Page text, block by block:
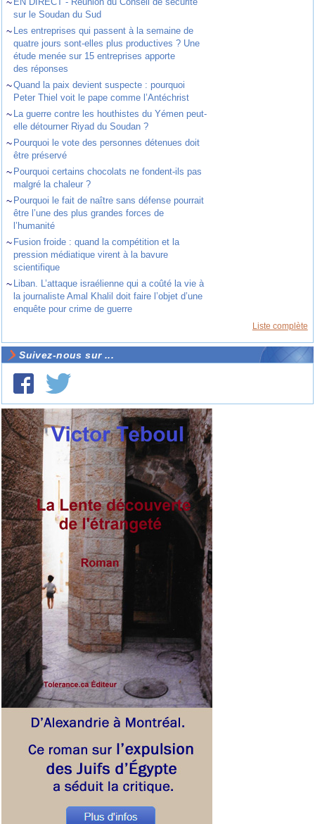
~
sur le Soudan du Sud
~ Les entreprises qui passent à la semaine de
quatre jours sont-elles plus productives ? Une
étude menée sur 15 entreprises apporte
des réponses
~Quand la paix devient suspecte : pourquoi
Peter Thiel voit le pape comme l’Antéchrist
~ La guerre contre les houthistes du Yémen peut-
elle détourner Riyad du Soudan ?
~ Pourquoi le vote des personnes détenues doit
être préservé
~ Pourquoi certains chocolats ne fondent-ils pas
malgré la chaleur ?
~ Pourquoi le fait de naître sans défense pourrait
être l’une des plus grandes forces de
l’humanité
~ Fusion froide : quand la compétition et la
pression médiatique virent à la bavure
scientifique
~ Liban. L’attaque israélienne qui a coûté la vie à
la journaliste Amal Khalil doit faire l’objet d’une
enquête pour crime de guerre
Liste complète
Suivez-nous sur ...